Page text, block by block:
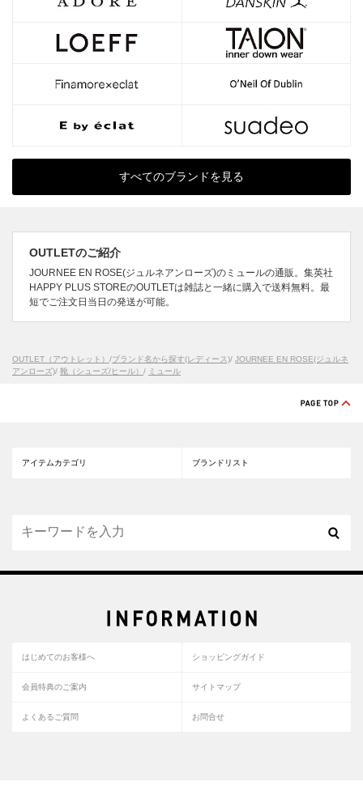
すべてのブランドを見る
OUTLETのご紹介
JOURNEE EN ROSE(ジュルネアンローズ)のミュールの通販。集英社
HAPPY PLUS STOREのOUTLETは雑誌と一緒に購入で送料無料。最
短でご注文日当日の発送が可能。
OUTLET（アウトレット） /ブランド名から探す(レディース)/ JOURNEE EN ROSE(ジュルネ
アンローズ)/ 靴（シューズ/ヒール） / ミュール
アイテムカテゴリ ブランドリスト
はじめてのお客様へ ショッピングガイド
会員特典のご案内 サイトマップ
よくあるご質問 お問合せ